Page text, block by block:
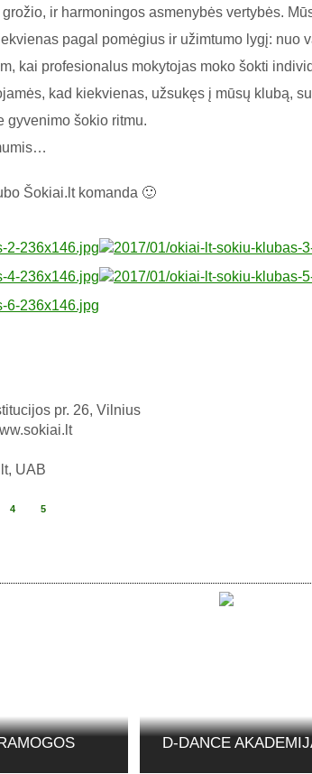
ir harmoningos asmenybės vertybės.
pagal pomėgius ir užimtumo lygį: nuo
kai profesionalus mokytojas moko šokti
kad kiekvienas, užsukęs į mūsų klubą,
gyvenimo šokio ritmu.
Šokiai.lt komanda 🙂
pr. 26, Vilnius
UAB
4 5
D-DANCE